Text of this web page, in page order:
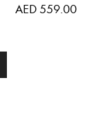
AED 559.00